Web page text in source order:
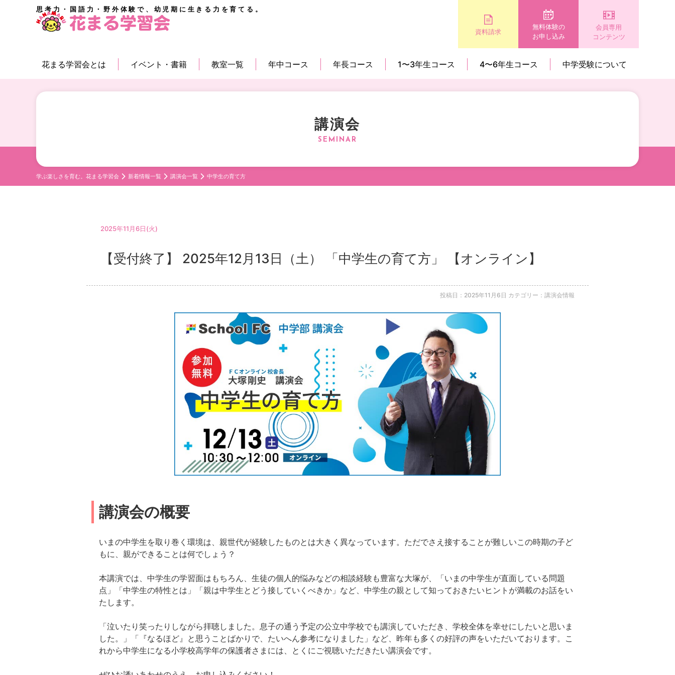
思考力・国語力・野外体験で、幼児期に生きる力を育てる。
資料請求
無料体験の
お申し込み
会員専用
コンテンツ
花まる学習会とは イベント・書籍 教室一覧 年中コース 年長コース 1〜3年生コース 4〜6年生コース 中学受験について
講演会
学ぶ楽しさを育む。花まる学習会 新着情報一覧 講演会一覧 中学生の育て方
2025年11月6日(火)
【受付終了】 2025年12月13日（土） 「中学生の育て方」 【オンライン】
投稿日：2025年11月6日 カテゴリー：講演会情報
講演会の概要
いまの中学生を取り巻く環境は、親世代が経験したものとは大きく異なっています。ただでさえ接することが難しいこの時期の子ど
もに、親ができることは何でしょう？
本講演では、中学生の学習面はもちろん、生徒の個人的悩みなどの相談経験も豊富な大塚が、「いまの中学生が直面している問題
点」「中学生の特性とは」「親は中学生とどう接していくべきか」など、中学生の親として知っておきたいヒントが満載のお話をい
たします。
「泣いたり笑ったりしながら拝聴しました。息子の通う予定の公立中学校でも講演していただき、学校全体を幸せにしたいと思いま
した。」「『なるほど』と思うことばかりで、たいへん参考になりました」など、昨年も多くの好評の声をいただいております。こ
れから中学生になる小学校高学年の保護者さまには、とくにご視聴いただきたい講演会です。